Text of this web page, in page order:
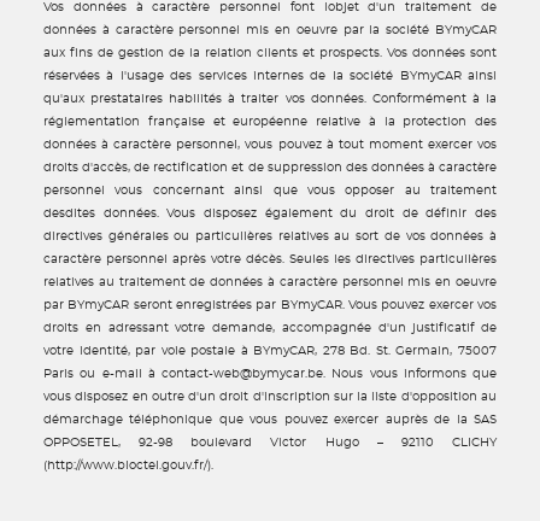
Vos données à caractère personnel font lobjet d'un traitement de
données à caractère personnel mis en oeuvre par la société BYmyCAR
aux fins de gestion de la relation clients et prospects. Vos données sont
réservées à l'usage des services internes de la société BYmyCAR ainsi
qu'aux prestataires habilités à traiter vos données. Conformément à la
réglementation française et européenne relative à la protection des
données à caractère personnel, vous pouvez à tout moment exercer vos
droits d'accès, de rectification et de suppression des données à caractère
personnel vous concernant ainsi que vous opposer au traitement
desdites données. Vous disposez également du droit de définir des
directives générales ou particulières relatives au sort de vos données à
caractère personnel après votre décès. Seules les directives particulières
relatives au traitement de données à caractère personnel mis en oeuvre
par BYmyCAR seront enregistrées par BYmyCAR. Vous pouvez exercer vos
droits en adressant votre demande, accompagnée d'un justificatif de
votre identité, par voie postale à BYmyCAR, 278 Bd. St. Germain, 75007
Paris ou e-mail à contact-web@bymycar.be. Nous vous informons que
vous disposez en outre d'un droit d'inscription sur la liste d'opposition au
démarchage téléphonique que vous pouvez exercer auprès de la SAS
OPPOSETEL, 92-98 boulevard Victor Hugo – 92110 CLICHY
(http://www.bloctel.gouv.fr/).